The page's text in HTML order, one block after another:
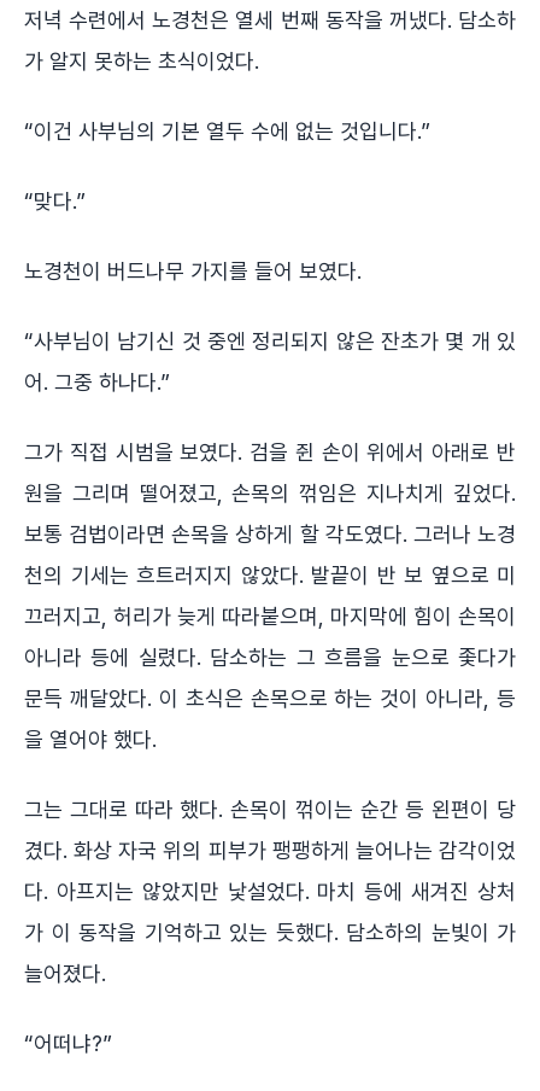
저녁 수련에서 노경천은 열세 번째 동작을 꺼냈다. 담소하
가 알지 못하는 초식이었다.
“이건 사부님의 기본 열두 수에 없는 것입니다.”
“맞다.”
노경천이 버드나무 가지를 들어 보였다.
“사부님이 남기신 것 중엔 정리되지 않은 잔초가 몇 개 있
어. 그중 하나다.”
그가 직접 시범을 보였다. 검을 쥔 손이 위에서 아래로 반
원을 그리며 떨어졌고, 손목의 꺾임은 지나치게 깊었다.
보통 검법이라면 손목을 상하게 할 각도였다. 그러나 노경
천의 기세는 흐트러지지 않았다. 발끝이 반 보 옆으로 미
끄러지고, 허리가 늦게 따라붙으며, 마지막에 힘이 손목이
아니라 등에 실렸다. 담소하는 그 흐름을 눈으로 좇다가
문득 깨달았다. 이 초식은 손목으로 하는 것이 아니라, 등
을 열어야 했다.
그는 그대로 따라 했다. 손목이 꺾이는 순간 등 왼편이 당
겼다. 화상 자국 위의 피부가 팽팽하게 늘어나는 감각이었
다. 아프지는 않았지만 낯설었다. 마치 등에 새겨진 상처
가 이 동작을 기억하고 있는 듯했다. 담소하의 눈빛이 가
늘어졌다.
“어떠냐?”